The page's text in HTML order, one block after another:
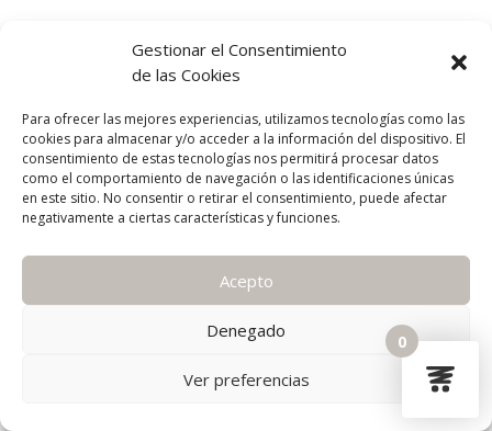
Gestionar el Consentimiento
de las Cookies
Para ofrecer las mejores experiencias, utilizamos tecnologías como las
cookies para almacenar y/o acceder a la información del dispositivo. El
consentimiento de estas tecnologías nos permitirá procesar datos
como el comportamiento de navegación o las identificaciones únicas
en este sitio. No consentir o retirar el consentimiento, puede afectar
negativamente a ciertas características y funciones.
Acepto
Denegado
Ver preferencias
0